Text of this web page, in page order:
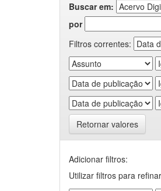
Buscar em:
por
Filtros correntes:
Retornar valores
Adicionar filtros:
Utilizar filtros para